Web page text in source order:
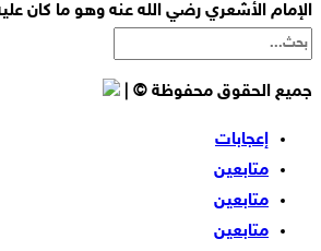
الإمام الأشعري رضي الله عنه وهو ما كان
جميع الحقوق محفوظة © |
إعجابات
متابعين
متابعين
متابعين